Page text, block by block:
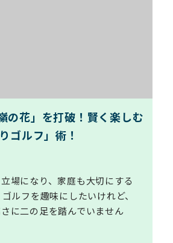
の花」を打破！賢く楽しむ
ゴルフ」術！
場になり、家庭も大切にする
ルフを趣味にしたいけれど、
に二の足を踏んでいません